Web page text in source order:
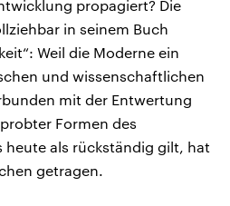
propagiert? Die
in seinem Buch
Weil die Moderne ein
und wissenschaftlichen
mit der Entwertung
Formen des
heute als rückständig gilt, hat
getragen.